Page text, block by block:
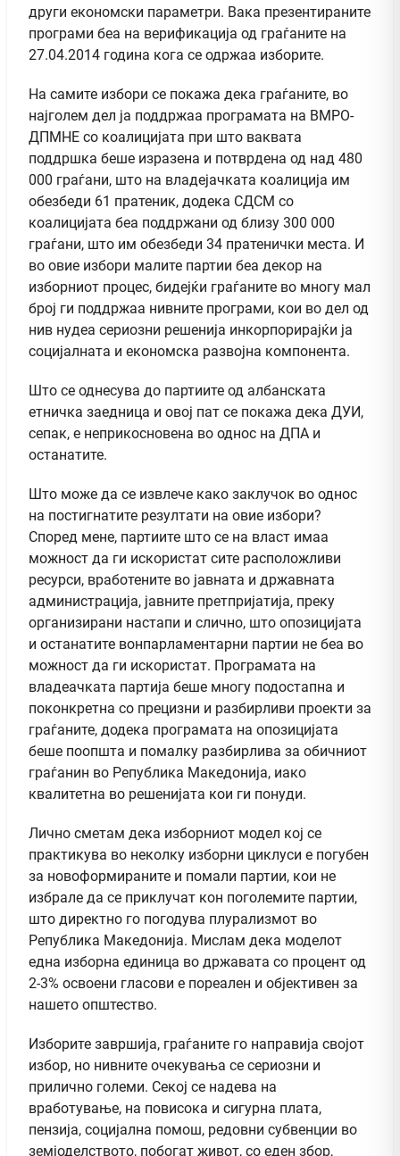
други економски параметри. Вака презентираните
програми беа на верификација од граѓаните на
27.04.2014 година кога се одржаа изборите.
На самите избори се покажа дека граѓаните, во
најголем дел ја поддржаа програмата на ВМРО-
ДПМНЕ со коалицијата при што ваквата
поддршка беше изразена и потврдена од над 480
000 граѓани, што на владејачката коалиција им
обезбеди 61 пратеник, додека СДСМ со
коалицијата беа поддржани од близу 300 000
граѓани, што им обезбеди 34 пратенички места. И
во овие избори малите партии беа декор на
изборниот процес, бидејќи граѓаните во многу мал
број ги поддржаа нивните програми, кои во дел од
нив нудеа сериозни решенија инкорпорирајќи ја
социјалната и економска развојна компонента.
Што се однесува до партиите од албанската
етничка заедница и овој пат се покажа дека ДУИ,
сепак, е неприкосновена во однос на ДПА и
останатите.
Што може да се извлече како заклучок во однос
на постигнатите резултати на овие избори?
Според мене, партиите што се на власт имаа
можност да ги искористат сите расположливи
ресурси, вработените во јавната и државната
администрација, јавните претпријатија, преку
организирани настапи и слично, што опозицијата
и останатите вонпарламентарни партии не беа во
можност да ги искористат. Програмата на
владеачката партија беше многу подостапна и
поконкретна со прецизни и разбирливи проекти за
граѓаните, додека програмата на опозицијата
беше поопшта и помалку разбирлива за обичниот
граѓанин во Република Македонија, иако
квалитетна во решенијата кои ги понуди.
Лично сметам дека изборниот модел кој се
практикува во неколку изборни циклуси е погубен
за новоформираните и помали партии, кои не
избрале да се приклучат кон поголемите партии,
што директно го погодува плурализмот во
Република Македонија. Мислам дека моделот
една изборна единица во државата со процент од
2-3% освоени гласови е пореален и објективен за
нашето општество.
Изборите завршија, граѓаните го направија својот
избор, но нивните очекувања се сериозни и
прилично големи. Секој се надева на
вработување, на повисока и сигурна плата,
пензија, социјална помош, редовни субвенции во
земјоделството, побогат живот, со еден збор,